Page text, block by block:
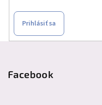
Prihlásiť sa
Facebook